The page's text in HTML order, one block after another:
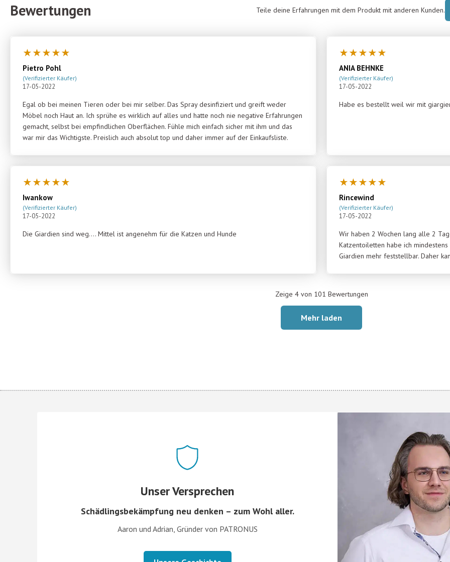
Bewertungen Teile deine Erfahrungen mit dem Produkt mit anderen Kunden.
★★★★★
Pietro Pohl
(Verifizierter Käufer)
17-05-2022
Egal ob bei meinen Tieren oder bei mir selber. Das Spray desinfiziert und greift weder
Möbel noch Haut an. Ich sprühe es wirklich auf alles und hatte noch nie negative Erfahrungen
gemacht, selbst bei empfindlichen Oberflächen. Fühle mich einfach sicher mit ihm und das
war mir das Wichtigste. Preislich auch absolut top und daher immer auf der Einkaufsliste.
★★★★★
ANIA BEHNKE
(Verifizierter Käufer)
17-05-2022
Habe es bestellt weil wir mit
★★★★★
Iwankow
(Verifizierter Käufer)
17-05-2022
Die Giardien sind weg…. Mittel ist angenehm für die Katzen und Hunde
★★★★★
Rincewind
(Verifizierter Käufer)
17-05-2022
Wir haben 2 Wochen lang alle 2
Katzentoiletten habe ich
Giardien mehr feststellbar. Daher
Zeige 4 von 101 Bewertungen
Mehr laden
Unser Versprechen
Schädlingsbekämpfung neu denken – zum Wohl aller.
Aaron und Adrian, Gründer von PATRONUS